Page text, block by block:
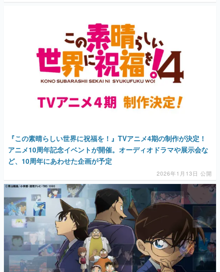
『この素晴らしい世界に祝福を！』TVアニメ4期の制作が決定！
アニメ10周年記念イベントが開催。オーディオドラマや展示会な
ど、10周年にあわせた企画が予定
2026年1月13日 公開